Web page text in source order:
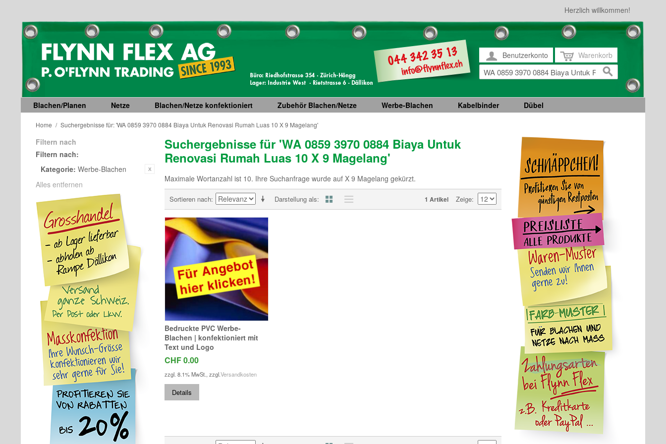
Herzlich willkommen!
Benutzerkonto Warenkorb
Blachen/Planen Netze Blachen/Netze konfektioniert Zubehör Blachen/Netze Werbe-Blachen Kabelbinder Dübel
Home / Suchergebnisse für: 'WA 0859 3970 0884 Biaya Untuk Renovasi Rumah Luas 10 X 9 Magelang'
Filtern nach
Filtern nach:
Kategorie: Werbe-Blachen
Alles entfernen
Suchergebnisse für 'WA 0859 3970 0884 Biaya Untuk
Renovasi Rumah Luas 10 X 9 Magelang'
Maximale Wortanzahl ist 10. Ihre Suchanfrage wurde auf X 9 Magelang gekürzt.
Darstellung als
Sortieren nach 1 Artikel Zeige
Bedruckte PVC Werbe-
Blachen | konfektioniert mit
Text und Logo
CHF 0.00
zzgl. 8.1% MwSt., zzgl.Versandkosten
Details